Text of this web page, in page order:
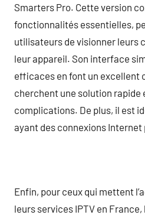
Smarters Pro. Cette version
fonctionnalités essentielles,
utilisateurs de visionner leurs
leur appareil. Son interface
efficaces en font un excellent
cherchent une solution rapide
complications. De plus, il est
ayant des connexions
Enfin, pour ceux qui mettent
leurs services IPTV en France,